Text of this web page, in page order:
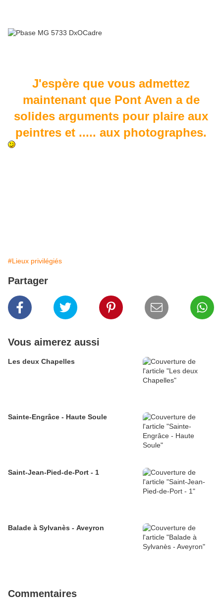
J'espère que vous admettez
maintenant que Pont Aven a de
solides arguments pour plaire aux
peintres et ..... aux photographes.
#Lieux privilégiés
Partager
Vous aimerez aussi
Les deux Chapelles
Sainte-Engrâce - Haute Soule
Saint-Jean-Pied-de-Port - 1
Balade à Sylvanès - Aveyron
Commentaires